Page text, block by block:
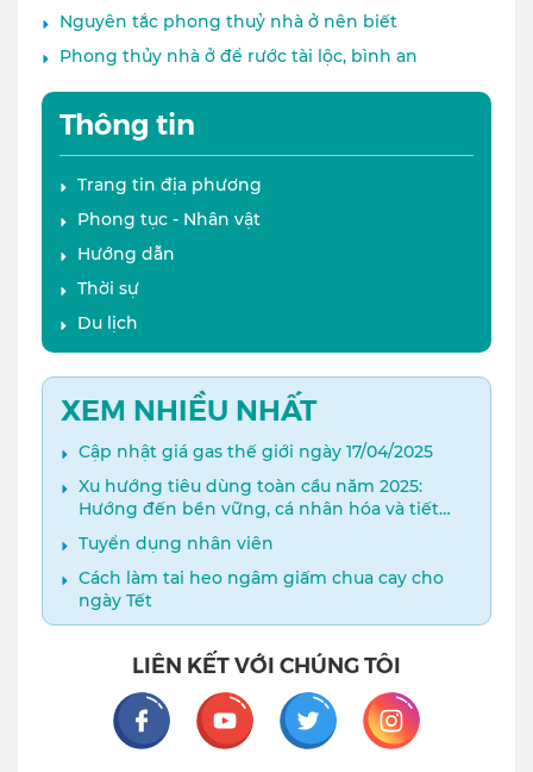
Nguyên tắc phong thuỷ nhà ở nên biết
Phong thủy nhà ở để rước tài lộc, bình an
Thông tin
Trang tin địa phương
Phong tục - Nhân vật
Hướng dẫn
Thời sự
Du lịch
XEM NHIỀU NHẤT
Cập nhật giá gas thế giới ngày 17/04/2025
Xu hướng tiêu dùng toàn cầu năm 2025:
Hướng đến bền vững, cá nhân hóa và tiết
kiệm thông minh​
Tuyển dụng nhân viên
Cách làm tai heo ngâm giấm chua cay cho
ngày Tết
LIÊN KẾT VỚI CHÚNG TÔI
FacebookYoutubeTwitter